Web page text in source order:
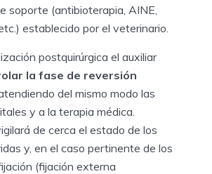
soporte (antibioterapia, AINE,
establecido por el veterinario.
postquirúrgica el auxiliar
la fase de reversión
del mismo modo las
y a la terapia médica.
de cerca el estado de los
y, en el caso pertinente de los
(fijación externa